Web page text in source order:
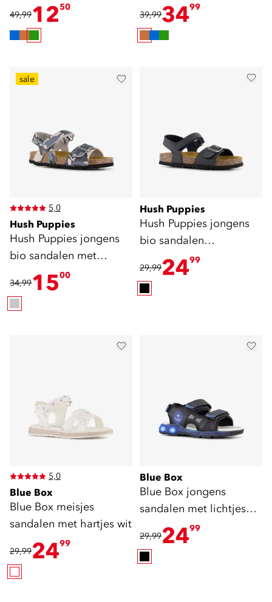
49,991250
39,993499
sale
5,0
Hush Puppies
Hush Puppies jongens
bio sandalen met
camouflageprint grijs
34,991500
Hush Puppies
Hush Puppies jongens
bio sandalen
donkerblauw
29,992499
5,0
Blue Box
Blue Box meisjes
sandalen met hartjes wit
29,992499
Blue Box
Blue Box jongens
sandalen met lichtjes
zwart blauw
29,992499